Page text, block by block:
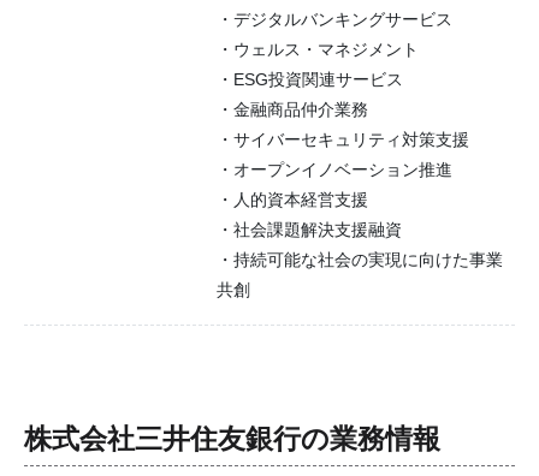
・デジタルバンキングサービス
・ウェルス・マネジメント
・ESG投資関連サービス
・金融商品仲介業務
・サイバーセキュリティ対策支援
・オープンイノベーション推進
・人的資本経営支援
・社会課題解決支援融資
・持続可能な社会の実現に向けた事業
共創
株式会社三井住友銀行の業務情報